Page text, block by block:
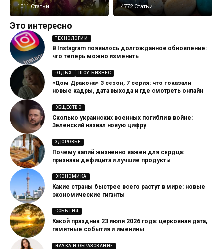
1011 Статьи 4772 Статьи
Это интересно
ТЕХНОЛОГИИ
В Instagram появилось долгожданное обновление:
что теперь можно изменить
ОТДЫХ ШОУ-БИЗНЕС
«Дом Дракона» 3 сезон, 7 серия: что показали
новые кадры, дата выхода и где смотреть онлайн
ОБЩЕСТВО
Сколько украинских военных погибли в войне:
Зеленский назвал новую цифру
ЗДОРОВЬЕ
Почему калий жизненно важен для сердца:
признаки дефицита и лучшие продукты
ЭКОНОМИКА
Какие страны быстрее всего растут в мире: новые
экономические гиганты
СОБЫТИЯ
Какой праздник 23 июля 2026 года: церковная дата,
памятные события и именины
НАУКА И ОБРАЗОВАНИЕ